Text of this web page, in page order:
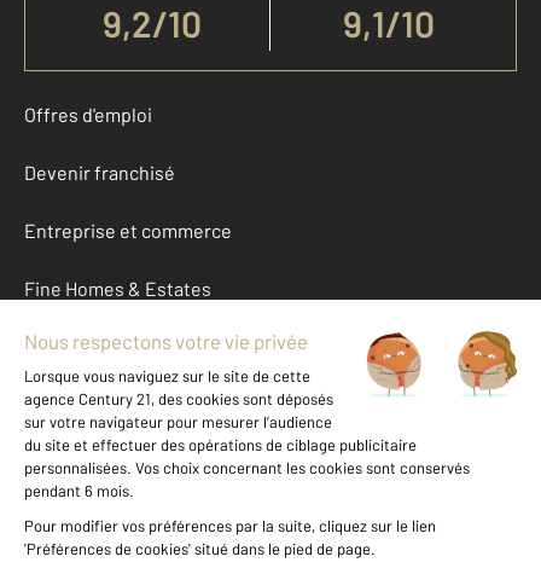
9,2/10 9,1/10
Offres d'emploi
Devenir franchisé
Entreprise et commerce
Fine Homes & Estates
À propos
International
Nous contacter